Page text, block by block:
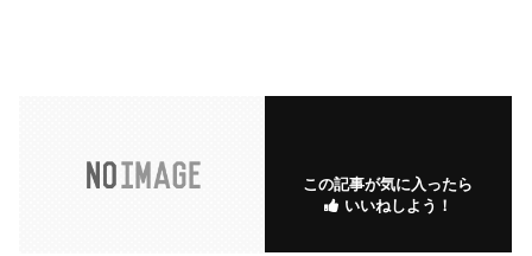
この記事が気に入ったら
いいねしよう！